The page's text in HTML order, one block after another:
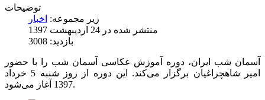
توضیحات
زیر مجموعه: اخبار
منتشر شده در 24 ارديبهشت 1397
بازدید: 3008
آسمان شب ایران، دوره آموزش عکاسی آسمان شب را با حضور
امیر شاهچراغیان برگزار می‌کند. این دوره از روز شنبه 5 خرداد
1397 آغاز می‌شود.